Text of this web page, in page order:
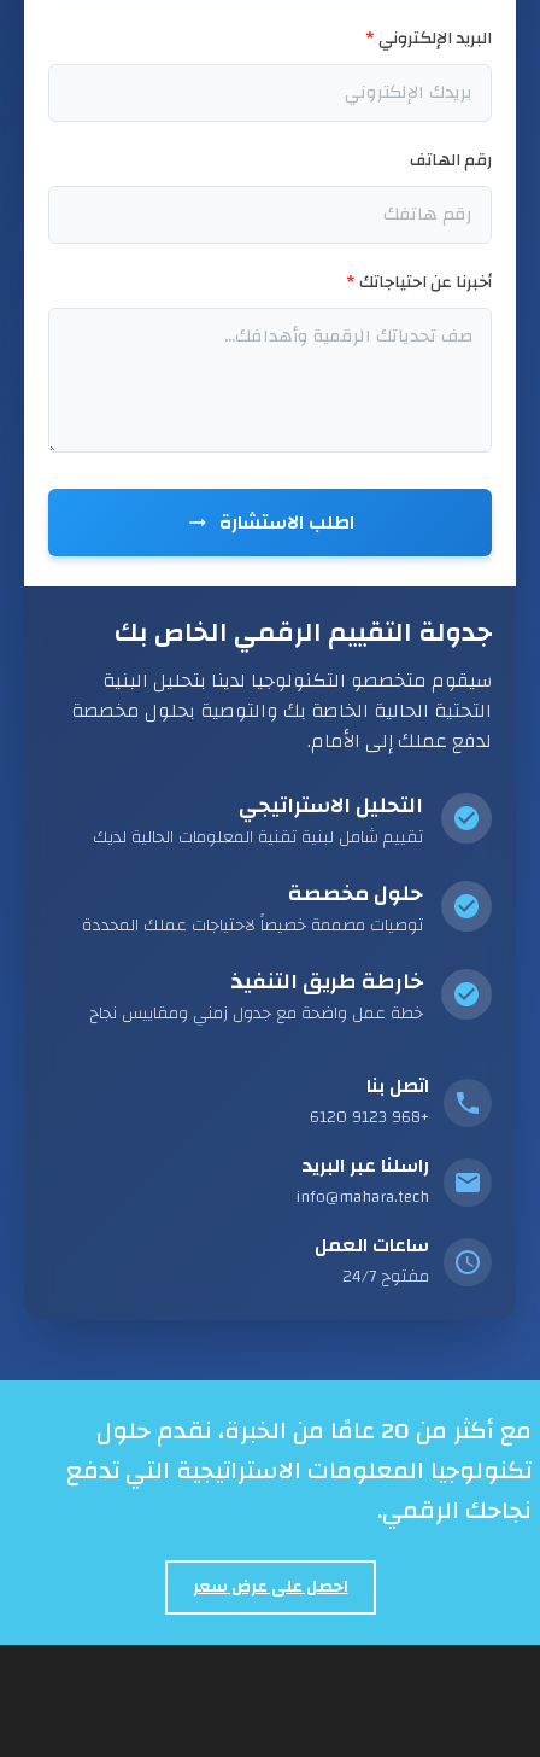
جدولة التقييم الرقمي الخاص بك
سيقوم متخصصو التكنولوجيا لدينا بتحليل البنية
التحتية الحالية الخاصة بك والتوصية بحلول مخصصة
لدفع عملك إلى الأمام.
التحليل الاستراتيجي
تقييم شامل لبنية تقنية المعلومات الحالية لديك
حلول مخصصة
توصيات مصممة خصيصاً لاحتياجات عملك المحددة
خارطة طريق التنفيذ
خطة عمل واضحة مع جدول زمني ومقاييس نجاح
اتصل بنا
+968 9123 6120
راسلنا عبر البريد
info@mahara.tech
ساعات العمل
مفتوح 24/7
البريد الإلكتروني*
رقم الهاتف
أخبرنا عن احتياجاتك*
اطلب الاستشارة
مع أكثر من 20 عامًا من الخبرة، نقدم حلول
تكنولوجيا المعلومات الاستراتيجية التي تدفع
نجاحك الرقمي.
احصل على عرض سعر